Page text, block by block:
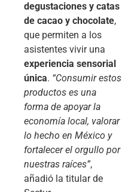
degustaciones y catas
de cacao y chocolate,
que permiten a los
asistentes vivir una
experiencia sensorial
única. “Consumir estos
productos es una
forma de apoyar la
economía local, valorar
lo hecho en México y
fortalecer el orgullo por
nuestras raíces”,
añadió la titular de